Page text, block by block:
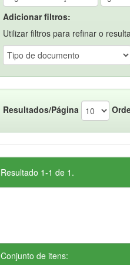
Adicionar filtros:
Utilizar filtros para refinar o
Resultados/Página
Resultado 1-1 de 1.
Conjunto de itens: